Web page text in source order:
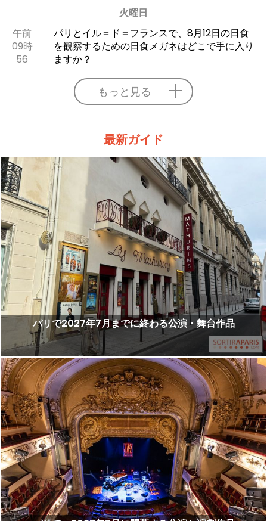
火曜日
午前
09時
56
パリとイル＝ド＝フランスで、8月12日の日食
を観察するための日食メガネはどこで手に入り
ますか？
もっと見る
最新ガイド
パリで2027年7月までに終わる公演・舞台作品